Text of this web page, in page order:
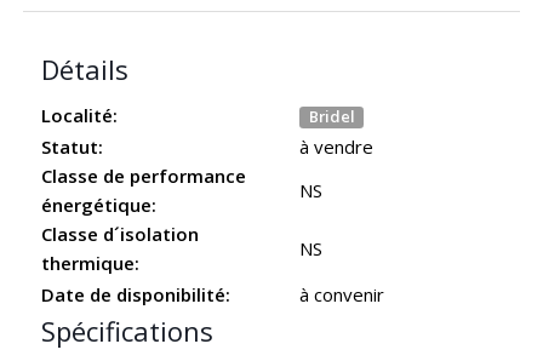
Détails
Localité: Bridel
Statut:
à vendre
Classe de performance
énergétique:
NS
Classe d´isolation
thermique:
NS
Date de disponibilité:
à convenir
Spécifications